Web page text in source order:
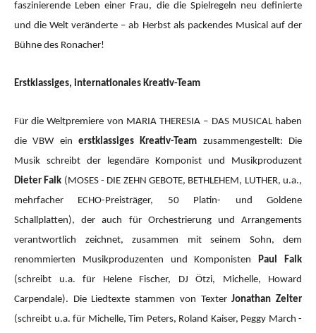
faszinierende Leben einer Frau, die die Spielregeln neu definierte
und die Welt veränderte – ab Herbst als packendes Musical auf der
Bühne des Ronacher!
Erstklassiges, internationales Kreativ-Team
Für die Weltpremiere von MARIA THERESIA – DAS MUSICAL haben
die VBW ein erstklassiges Kreativ-Team zusammengestellt: Die
Musik schreibt der legendäre Komponist und Musikproduzent
Dieter Falk (MOSES - DIE ZEHN GEBOTE, BETHLEHEM, LUTHER, u.a.,
mehrfacher ECHO-Preisträger, 50 Platin- und Goldene
Schallplatten), der auch für Orchestrierung und Arrangements
verantwortlich zeichnet, zusammen mit seinem Sohn, dem
renommierten Musikproduzenten und KomponistenPaul Falk
(schreibt u.a. für Helene Fischer, DJ Ötzi, Michelle, Howard
Carpendale). Die Liedtexte stammen von TexterJonathan Zelter
(schreibt u.a. für Michelle, Tim Peters, Roland Kaiser, Peggy March -